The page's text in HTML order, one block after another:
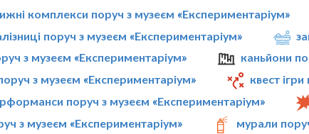
комплекси поруч з музеєм «Експериментаріум»
поруч з музеєм «Експериментаріум»
з музеєм «Експериментаріум»
каньйони
з музеєм «Експериментаріум»
квест
поруч з музеєм «Експериментаріум»
з музеєм «Експериментаріум»
мурали